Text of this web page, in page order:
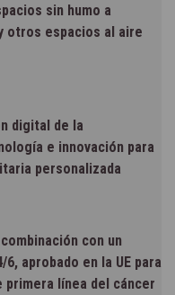
sin humo a
otros espacios al aire
digital de la
e innovación para
personalizada
con un
6, aprobado en la UE para
línea del cáncer